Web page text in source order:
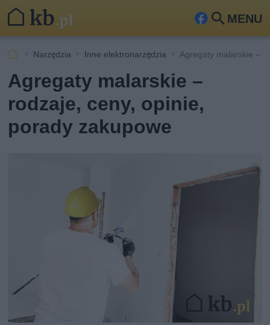
MENU
Fa
ook
Szu
Narzędzia Inne elektronarzędzia Agregaty malarskie –
Agregaty malarskie –
rodzaje, ceny, opinie,
porady zakupowe